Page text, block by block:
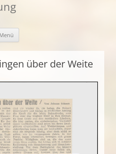
Menü
über der Weite